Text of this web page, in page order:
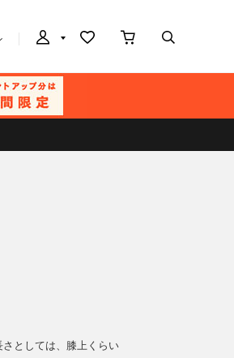
としては、膝上くらい